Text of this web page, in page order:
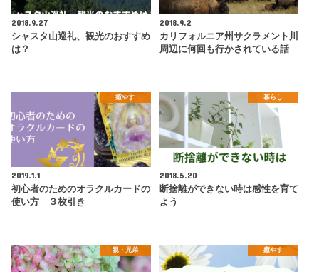
2018.9.27
シャスタ山巡礼、観光のおすすめ
は？
2018.9.2
カリフォルニア州サクラメント川
周辺に何回も行かされている話
癒やす
2019.1.1
初心者のためのオラクルカードの
使い方 ３枚引き
暮らし
2018.5.20
断捨離ができない時は感性を育て
よう
親・兄弟 癒やす